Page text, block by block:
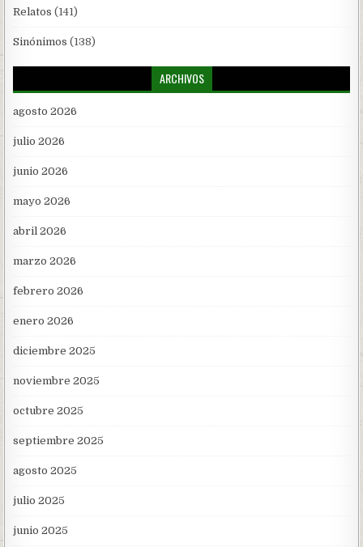
Relatos (141)
Sinónimos (138)
ARCHIVOS
agosto 2026
julio 2026
junio 2026
mayo 2026
abril 2026
marzo 2026
febrero 2026
enero 2026
diciembre 2025
noviembre 2025
octubre 2025
septiembre 2025
agosto 2025
julio 2025
junio 2025